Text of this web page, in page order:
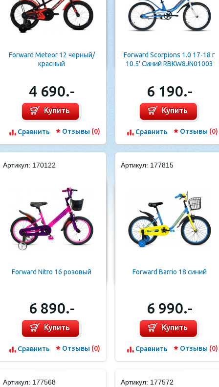
Forward Meteor 12 черный/
красный
4 690.-
Купить
Cравнить Отзывы (0)
Forward Scorpions 1.0 17-18 г
10.5' Синий RBKW8JN01003
6 190.-
Купить
Cравнить Отзывы (0)
Артикул: 170122
Forward Nitro 16 розовый
6 890.-
Купить
Cравнить Отзывы (0)
Артикул: 177815
Forward Barrio 18 синий
6 990.-
Купить
Cравнить Отзывы (0)
Артикул: 177568 Артикул: 177572